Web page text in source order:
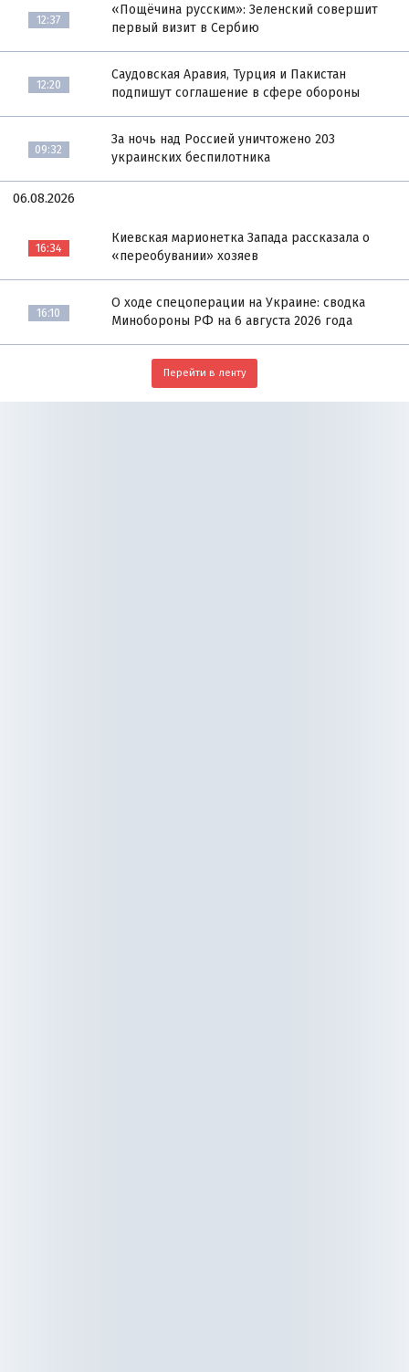
12:37
«Пощёчина русским»: Зеленский совершит
первый визит в Сербию
12:20
Саудовская Аравия, Турция и Пакистан
подпишут соглашение в сфере обороны
09:32
За ночь над Россией уничтожено 203
украинских беспилотника
06.08.2026
16:34
Киевская марионетка Запада рассказала о
«переобувании» хозяев
16:10
О ходе спецоперации на Украине: сводка
Минобороны РФ на 6 августа 2026 года
Перейти в ленту